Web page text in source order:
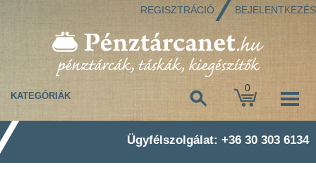
REGISZTRÁCIÓ BEJELENTKEZÉS
0
KATEGÓRIÁK
Ügyfélszolgálat: +36 30 303 6134